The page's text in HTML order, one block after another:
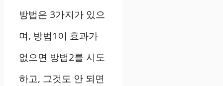
방법은 3가지가 있으
며, 방법1이 효과가
없으면 방법2를 시도
하고, 그것도 안 되면